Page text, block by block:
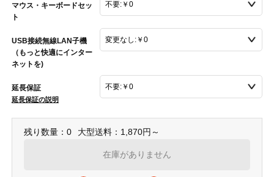
マウス・キーボードセッ
ト
USB接続無線LAN子機
（もっと快適にインター
ネットを)
延長保証
延長保証の説明
残り数量：0 大型送料：1,870円～
在庫がありません